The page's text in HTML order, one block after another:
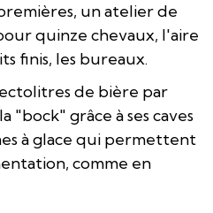
un atelier de
quinze chevaux, l'aire
finis, les bureaux.
de bière par
"bock" grâce à ses caves
à glace qui permettent
comme en